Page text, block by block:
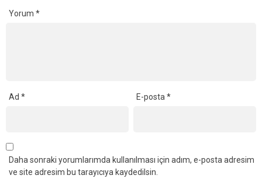
Yorum *
Ad * E-posta*
Daha sonraki yorumlarımda kullanılması için adım, e-posta adresim
ve site adresim bu tarayıcıya kaydedilsin.